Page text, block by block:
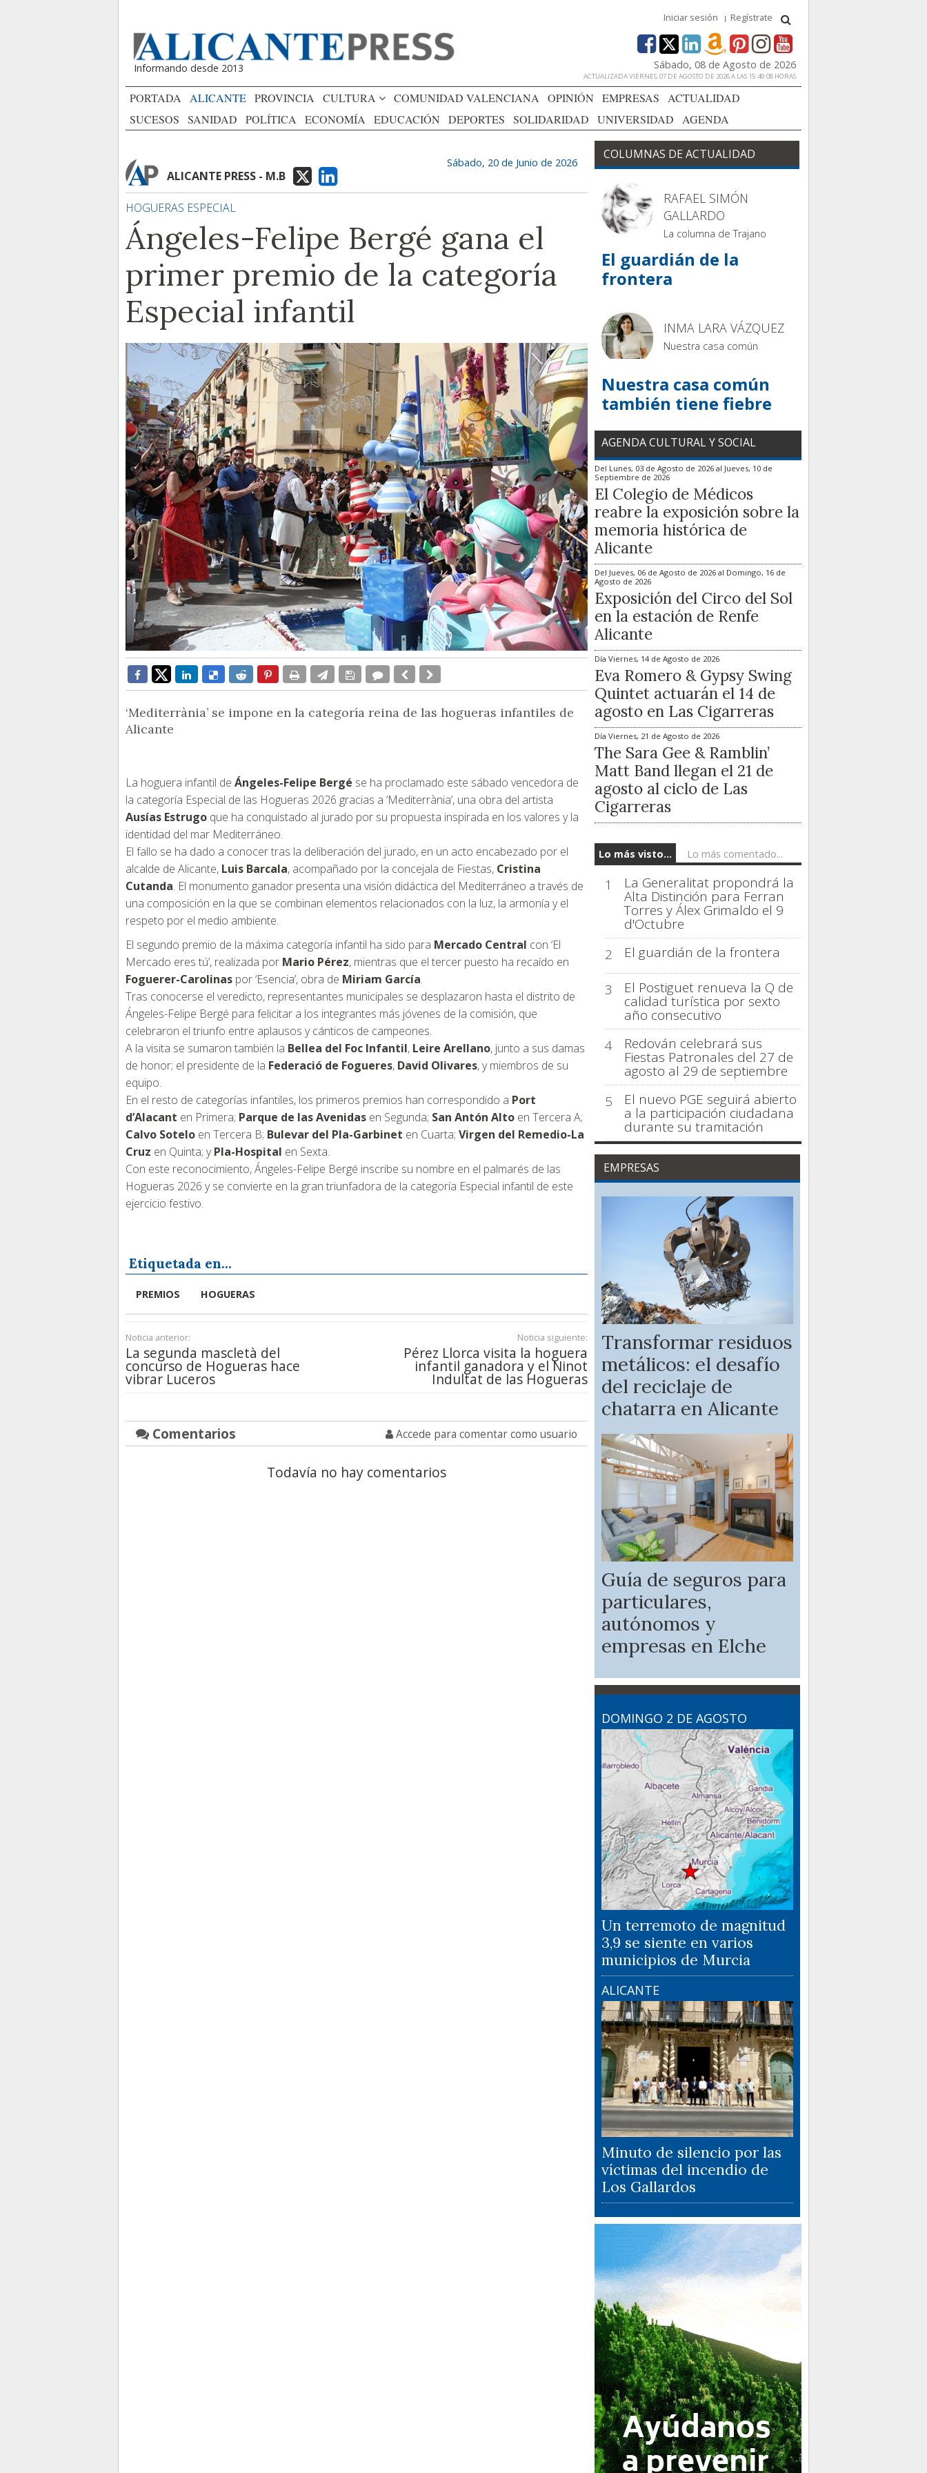
Iniciar sesión Regístrate
Informando desde 2013 Sábado, 08 de Agosto de 2026
ACTUALIZADA VIERNES, 07 DE AGOSTO DE 2026 A LAS 15:49:08 HORAS
PORTADA ALICANTE PROVINCIA CULTURA COMUNIDAD VALENCIANA OPINIÓN EMPRESAS
ACTUALIDAD
SUCESOS
SANIDAD POLÍTICA ECONOMÍA EDUCACIÓN DEPORTES SOLIDARIDAD UNIVERSIDAD AGENDA
ALICANTE PRESS - M.B
Sábado, 20 de Junio de 2026
HOGUERAS ESPECIAL
Ángeles-Felipe Bergé gana el
primer premio de la categoría
Especial infantil
‘Mediterrània’ se impone en la categoría reina de las hogueras infantiles de
Alicante
La hoguera infantil de Ángeles-Felipe Bergé se ha proclamado este sábado vencedora de
la categoría Especial de las Hogueras 2026 gracias a ‘Mediterrània’, una obra del artista
Ausías Estrugo que ha conquistado al jurado por su propuesta inspirada en los valores y la
identidad del mar Mediterráneo.
El fallo se ha dado a conocer tras la deliberación del jurado, en un acto encabezado por el
alcalde de Alicante, Luis Barcala, acompañado por la concejala de Fiestas, Cristina
Cutanda. El monumento ganador presenta una visión didáctica del Mediterráneo a través de
una composición en la que se combinan elementos relacionados con la luz, la armonía y el
respeto por el medio ambiente.
El segundo premio de la máxima categoría infantil ha sido para Mercado Central con ‘El
Mercado eres tú’, realizada por Mario Pérez, mientras que el tercer puesto ha recaído en
Foguerer-Carolinas por ‘Esencia’, obra de Miriam García.
Tras conocerse el veredicto, representantes municipales se desplazaron hasta el distrito de
Ángeles-Felipe Bergé para felicitar a los integrantes más jóvenes de la comisión, que
celebraron el triunfo entre aplausos y cánticos de campeones.
A la visita se sumaron también la Bellea del Foc Infantil, Leire Arellano, junto a sus damas
de honor; el presidente de la Federació de Fogueres, David Olivares, y miembros de su
equipo.
En el resto de categorías infantiles, los primeros premios han correspondido a Port
d’Alacant en Primera; Parque de las Avenidas en Segunda; San Antón Alto en Tercera A;
Calvo Sotelo en Tercera B; Bulevar del Pla-Garbinet en Cuarta; Virgen del Remedio-La
Cruz en Quinta; yPla-Hospital en Sexta.
Con este reconocimiento, Ángeles-Felipe Bergé inscribe su nombre en el palmarés de las
Hogueras 2026 y se convierte en la gran triunfadora de la categoría Especial infantil de este
ejercicio festivo.
Etiquetada en...
PREMIOS HOGUERAS
Noticia anterior:
La segunda mascletà del
concurso de Hogueras hace
vibrar Luceros
Noticia siguiente:
Pérez Llorca visita la hoguera
infantil ganadora y el Ninot
Indultat de las Hogueras
Comentarios Accede para comentar como usuario
Todavía no hay comentarios
COLUMNAS DE ACTUALIDAD
RAFAEL SIMÓN
GALLARDO
La columna de Trajano
El guardián de la
frontera
INMA LARA VÁZQUEZ
Nuestra casa común
Nuestra casa común
también tiene fiebre
AGENDA CULTURAL Y SOCIAL
Del Lunes, 03 de Agosto de 2026 al Jueves, 10 de
Septiembre de 2026
El Colegio de Médicos
reabre la exposición sobre la
memoria histórica de
Alicante
Del Jueves, 06 de Agosto de 2026 al Domingo, 16 de
Agosto de 2026
Exposición del Circo del Sol
en la estación de Renfe
Alicante
Día Viernes, 14 de Agosto de 2026
Eva Romero & Gypsy Swing
Quintet actuarán el 14 de
agosto en Las Cigarreras
Día Viernes, 21 de Agosto de 2026
The Sara Gee & Ramblin’
Matt Band llegan el 21 de
agosto al ciclo de Las
Cigarreras
Lo más visto... Lo más comentado...
1 La Generalitat propondrá la
Alta Distinción para Ferran
Torres y Álex Grimaldo el 9
d'Octubre
2
El guardián de la frontera
3 El Postiguet renueva la Q de
calidad turística por sexto
año consecutivo
4
Redován celebrará sus
Fiestas Patronales del 27 de
agosto al 29 de septiembre
5
El nuevo PGE seguirá abierto
a la participación ciudadana
durante su tramitación
EMPRESAS
Transformar residuos
metálicos: el desafío
del reciclaje de
chatarra en Alicante
Guía de seguros para
particulares,
autónomos y
empresas en Elche
DOMINGO 2 DE AGOSTO
Un terremoto de magnitud
3,9 se siente en varios
municipios de Murcia
ALICANTE
Minuto de silencio por las
víctimas del incendio de
Los Gallardos